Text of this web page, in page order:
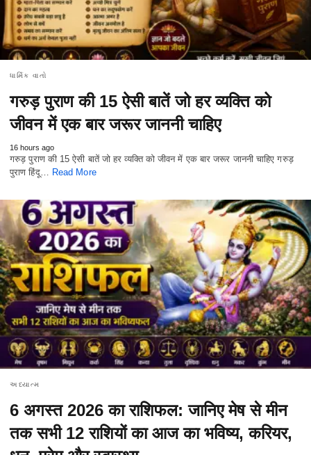
ધાર્મિક વાતો
गरुड़ पुराण की 15 ऐसी बातें जो हर व्यक्ति को
जीवन में एक बार जरूर जाननी चाहिए
16 hours ago
गरुड़ पुराण की 15 ऐसी बातें जो हर व्यक्ति को जीवन में एक बार जरूर जाननी चाहिए गरुड़
पुराण हिंदू… Read More
અધ્યાત્મ
6 अगस्त 2026 का राशिफल: जानिए मेष से मीन
तक सभी 12 राशियों का आज का भविष्य, करियर,